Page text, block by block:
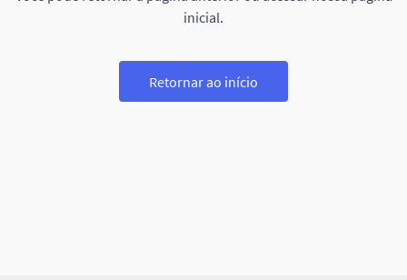
inicial.
Retornar ao início